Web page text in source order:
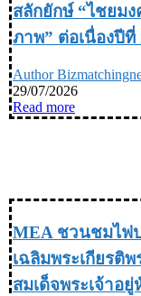
สลักยักษ์ “ไชยม
ภาพ” ต่อเนื่องปีที่
Author
29/07/2026
Read more
MEA ชวนชมไฟ
เฉลิมพระเกียรติ
สมเด็จพระเจ้าอยู่